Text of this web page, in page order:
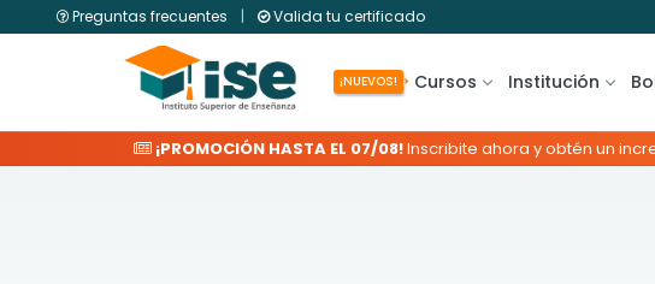
Preguntas frecuentes | Valida tu certificado
¡NUEVOS! Cursos Institución
¡PROMOCIÓN HASTA EL 07/08!Inscribite ahora y obtén un